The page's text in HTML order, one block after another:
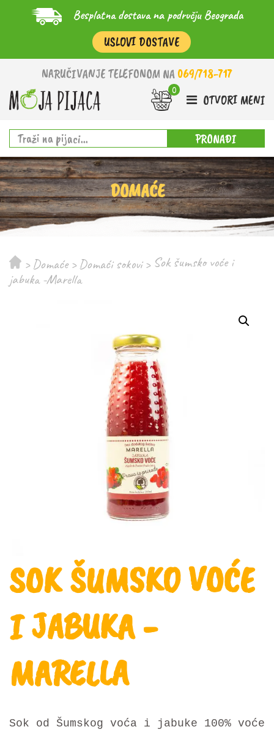
Besplatna dostava na području Beograda
USLOVI DOSTAVE
NARUČIVANJE TELEFONOM NA 069/718-717
OTVORI MENI
PRONAĐI
DOMAĆE
> Domaće > Domaći sokovi > Sok šumsko voće i
jabuka -Marella
SOK ŠUMSKO VOĆE
I JABUKA -
MARELLA
Sok od Šumskog voća i jabuke 100% voće